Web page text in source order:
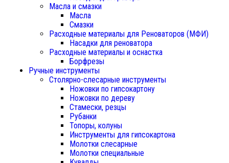
Масла и смазки
Масла
Смазки
Расходные материалы для Реноваторов (МФИ)
Насадки для реноватора
Расходные материалы и оснастка
Борфрезы
Ручные инструменты
Столярно-слесарные инструменты
Ножовки по гипсокартону
Ножовки по дереву
Стамески, резцы
Рубанки
Топоры, колуны
Инструменты для гипсокартона
Молотки слесарные
Молотки специальные